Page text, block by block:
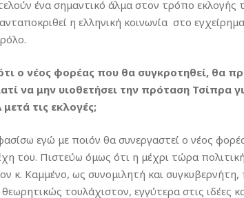
ένα σημαντικό άλμα στον τρόπο εκλογής
η ελληνική κοινωνία στο
ο νέος φορέας που θα συγκροτηθεί, θα
να μην υιοθετήσει την πρόταση Τσίπρα
τις εκλογές;
εγώ με ποιόν θα συνεργαστεί ο νέος
του. Πιστεύω όμως ότι η μέχρι τώρα
κ. Καμμένο, ως συνομιλητή και
τουλάχιστον, εγγύτερα στις ιδέες